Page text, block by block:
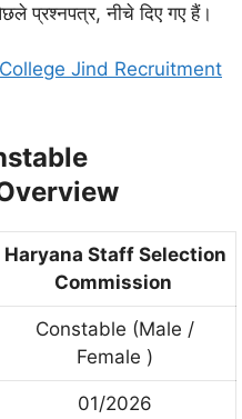
प्रश्नपत्र, नीचे दिए गए हैं।
Jind Recruitment
Haryana Staff Selection
Commission
Constable (Male /
Female )
01/2026